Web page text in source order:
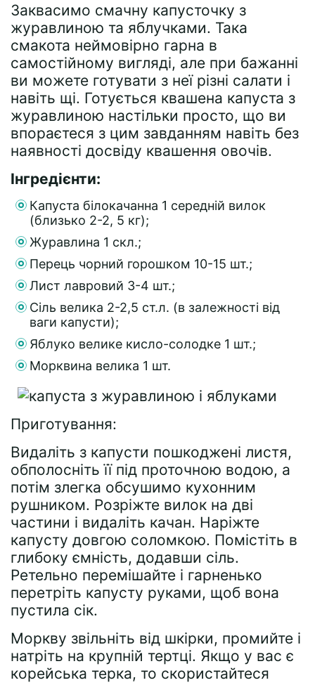
Заквасимо смачну капусточку з
журавлиною та яблучками. Така
смакота неймовірно гарна в
самостійному вигляді, але при бажанні
ви можете готувати з неї різні салати і
навіть щі. Готується квашена капуста з
журавлиною настільки просто, що ви
впораєтеся з цим завданням навіть без
наявності досвіду квашення овочів.
Інгредієнти:
Капуста білокачанна 1 середній вилок
(близько 2-2, 5 кг);
Журавлина 1 скл.;
Перець чорний горошком 10-15 шт.;
Лист лавровий 3-4 шт.;
Сіль велика 2-2,5 ст.л. (в залежності від
ваги капусти);
Яблуко велике кисло-солодке 1 шт.;
Морквина велика 1 шт.
Приготування:
Видаліть з капусти пошкоджені листя,
обполосніть її під проточною водою, а
потім злегка обсушимо кухонним
рушником. Розріжте вилок на дві
частини і видаліть качан. Наріжте
капусту довгою соломкою. Помістіть в
глибоку ємність, додавши сіль.
Ретельно перемішайте і гарненько
перетріть капусту руками, щоб вона
пустила сік.
Моркву звільніть від шкірки, промийте і
натріть на крупній тертці. Якщо у вас є
корейська терка, то скористайтеся